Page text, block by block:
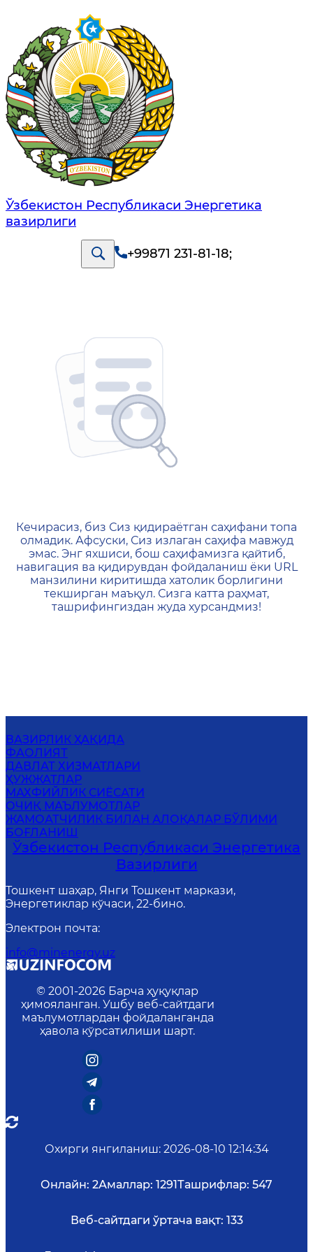
Ўзбекистон Республикаси Энергетика
вазирлиги
+99871 231-81-18;
404 — Страница не
Кечирасиз, биз Сиз қидираётган саҳифани топа
олмадик. Афсуски, Сиз излаган саҳифа мавжуд
эмас. Энг яхшиси, бош саҳифамизга қайтиб,
навигация ва қидирувдан фойдаланиш ёки URL
манзилини киритишда хатолик борлигини
текширган маъқул. Сизга катта раҳмат,
ташрифингиздан жуда хурсандмиз!
ВАЗИРЛИК ҲАҚИДА
ФАОЛИЯТ
ДАВЛАТ ХИЗМАТЛАРИ
ҲУЖЖАТЛАР
МАХФИЙЛИК СИЁСАТИ
ОЧИҚ МАЪЛУМОТЛАР
ЖАМОАТЧИЛИК БИЛАН АЛОҚАЛАР БЎЛИМИ
БОҒЛАНИШ
Ўзбекистон Республикаси Энергетика
Вазирлиги
Тошкент шаҳар, Янги Тошкент маркази,
Энергетиклар кўчаси, 22-бино.
Электрон почта:
info@minenergy.uz
© 2001-2026 Барча ҳуқуқлар
ҳимояланган. Ушбу веб-сайтдаги
маълумотлардан фойдаланганда
ҳавола кўрсатилиши шарт.
Охирги янгиланиш: 2026-08-10 12:14:34
Онлайн: 2Амаллар: 1291Ташрифлар: 547
Веб-сайтдаги ўртача вақт: 133